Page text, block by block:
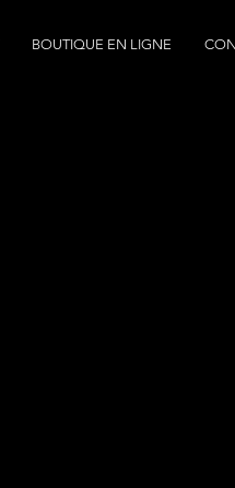
BOUTIQUE EN LIGNE